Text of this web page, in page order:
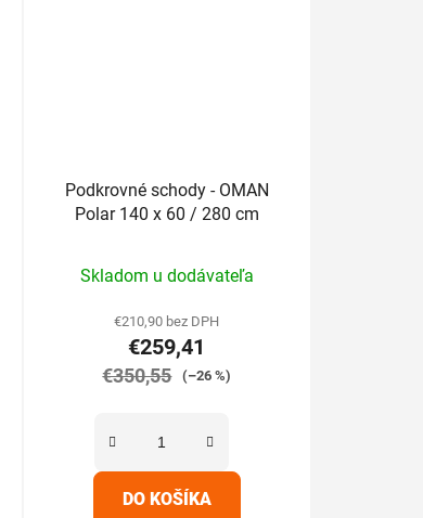
Podkrovné schody - OMAN
Polar 140 x 60 / 280 cm
hodnotenie
produktu
je
5,0
Skladom u dodávateľa
€210,90 bez DPH
€259,41
€350,55 (–26 %)
DO KOŠÍKA